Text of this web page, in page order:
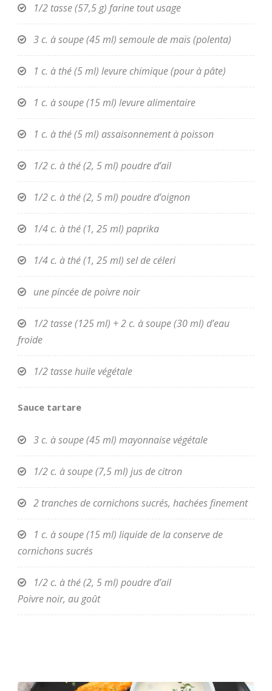
1/2 tasse (57,5 g) farine tout usage
3 c. à soupe (45 ml) semoule de maïs (polenta)
1 c. à thé (5 ml) levure chimique (pour à pâte)
1 c. à soupe (15 ml) levure alimentaire
1 c. à thé (5 ml) assaisonnement à poisson
1/2 c. à thé (2, 5 ml) poudre d’ail
1/2 c. à thé (2, 5 ml) poudre d’oignon
1/4 c. à thé (1, 25 ml) paprika
1/4 c. à thé (1, 25 ml) sel de céleri
une pincée de poivre noir
1/2 tasse (125 ml) + 2 c. à soupe (30 ml) d’eau
froide
1/2 tasse huile végétale
Sauce tartare
3 c. à soupe (45 ml) mayonnaise végétale
1/2 c. à soupe (7,5 ml) jus de citron
2 tranches de cornichons sucrés, hachées finement
1 c. à soupe (15 ml) liquide de la conserve de
cornichons sucrés
1/2 c. à thé (2, 5 ml) poudre d’ail
Poivre noir, au goût